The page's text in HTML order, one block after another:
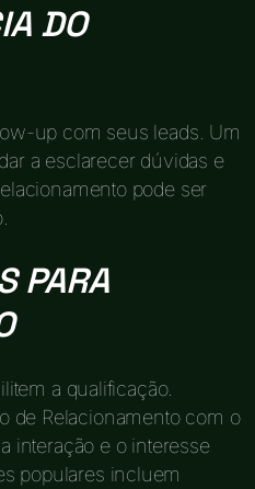
DO
up com seus leads. Um
a esclarecer dúvidas e
pode ser
PARA
a qualificação.
de Relacionamento com o
interação e o interesse
populares incluem